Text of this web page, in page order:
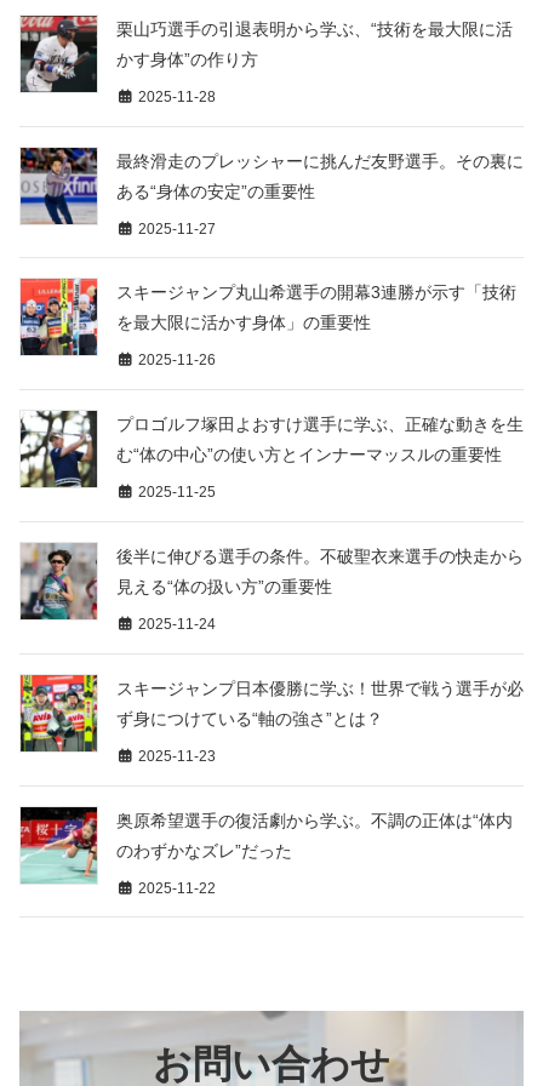
栗山巧選手の引退表明から学ぶ、“技術を最大限に活
かす身体”の作り方
2025-11-28
最終滑走のプレッシャーに挑んだ友野選手。その裏に
ある“身体の安定”の重要性
2025-11-27
スキージャンプ丸山希選手の開幕3連勝が示す「技術
を最大限に活かす身体」の重要性
2025-11-26
プロゴルフ塚田よおすけ選手に学ぶ、正確な動きを生
む“体の中心”の使い方とインナーマッスルの重要性
2025-11-25
後半に伸びる選手の条件。不破聖衣来選手の快走から
見える“体の扱い方”の重要性
2025-11-24
スキージャンプ日本優勝に学ぶ！世界で戦う選手が必
ず身につけている“軸の強さ”とは？
2025-11-23
奥原希望選手の復活劇から学ぶ。不調の正体は“体内
のわずかなズレ”だった
2025-11-22
お問い合わせ